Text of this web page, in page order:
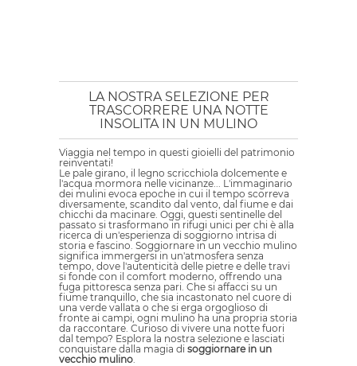
LA NOSTRA SELEZIONE PER
TRASCORRERE UNA NOTTE
INSOLITA IN UN MULINO
Viaggia nel tempo in questi gioielli del patrimonio
reinventati!
Le pale girano, il legno scricchiola dolcemente e
l'acqua mormora nelle vicinanze... L'immaginario
dei mulini evoca epoche in cui il tempo scorreva
diversamente, scandito dal vento, dal fiume e dai
chicchi da macinare. Oggi, questi sentinelle del
passato si trasformano in rifugi unici per chi è alla
ricerca di un'esperienza di soggiorno intrisa di
storia e fascino. Soggiornare in un vecchio mulino
significa immergersi in un'atmosfera senza
tempo, dove l'autenticità delle pietre e delle travi
si fonde con il comfort moderno, offrendo una
fuga pittoresca senza pari. Che si affacci su un
fiume tranquillo, che sia incastonato nel cuore di
una verde vallata o che si erga orgoglioso di
fronte ai campi, ogni mulino ha una propria storia
da raccontare. Curioso di vivere una notte fuori
dal tempo? Esplora la nostra selezione e lasciati
conquistare dalla magia di soggiornare in un
vecchio mulino.